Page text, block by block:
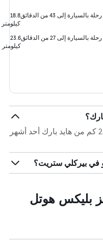
رحلة بالسيارة إلى 43 من الدقائق
18.8
كيلومتر
رحلة بالسيارة إلى 27 من الدقائق
23.6
كيلومتر
بليكس هوتل لندن على بعد حوالي 2.4 كم من هايد بارك أحد أشهر
في بيركلي ستريت؟
بليكس هوتل